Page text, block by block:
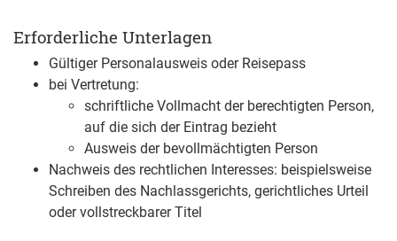
Erforderliche Unterlagen
Gültiger Personalausweis oder Reisepass
bei Vertretung:
schriftliche Vollmacht der berechtigten Person,
auf die sich der Eintrag bezieht
Ausweis der bevollmächtigten Person
Nachweis des rechtlichen Interesses: beispielsweise
Schreiben des Nachlassgerichts, gerichtliches Urteil
oder vollstreckbarer Titel